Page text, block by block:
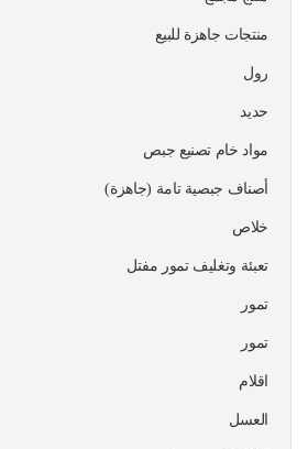
منتجات جاهزة للبيع
رول
حديد
مواد خام تصنيع جبص
أصناف جبصية تامة (جاهزة)
خلاص
تعبئة وتغليف تمور مفتل
تمور
تمور
اقلام
العسل